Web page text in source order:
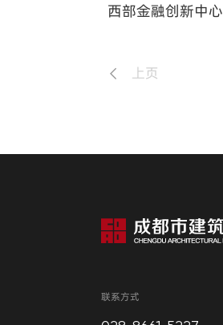
西部金融创新中心
上页
联系方式